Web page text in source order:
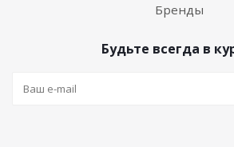
Бренды
Будьте всегда в